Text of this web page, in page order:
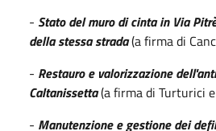
- Stato del muro di cinta in Via
della stessa strada(a firma di
- Restauro e valorizzazione
Caltanissetta(a firma di Turturici
- Manutenzione e gestione dei